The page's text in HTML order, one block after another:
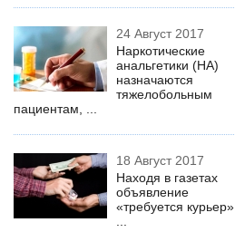
24 Август 2017
Наркотические
анальгетики (НА)
назначаются
тяжелобольным
пациентам, ...
18 Август 2017
Находя в газетах
объявление
«требуется курьер»